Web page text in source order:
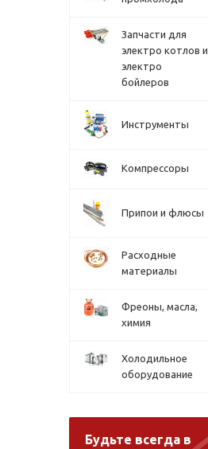
Запчасти для
электро котлов и
электро
бойлеров
Инструменты
Компрессоры
Припои и флюсы
Расходные
материалы
Фреоны, масла,
химия
Холодильное
оборудование
Будьте всегда в